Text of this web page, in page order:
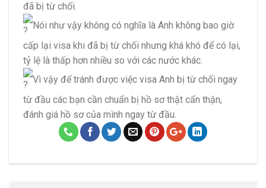
đã bị từ chối.
Nói như vậy không có nghĩa là Anh không bao giờ
cấp lại visa khi đã bị từ chối nhưng khá khó để có lại,
tỷ lệ là thấp hơn nhiều so với các nước khác.
Vì vậy để tránh được việc visa Anh bị từ chối ngay
từ đầu các bạn cần chuẩn bị hồ sơ thật cẩn thận,
đánh giá hồ sơ của mình ngay từ đầu.